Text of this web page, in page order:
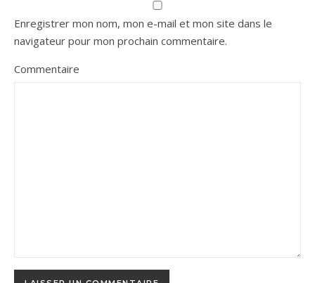
Enregistrer mon nom, mon e-mail et mon site dans le
navigateur pour mon prochain commentaire.
Commentaire